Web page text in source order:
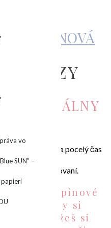
vo
SUN” –
KALMANOVÁ
KURZY
čiže sa pocelý čas
TEBE/vám –
maľovaní.
skupinové
osôb, kedy si
a môžeš si